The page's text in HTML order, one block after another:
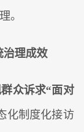
。
治理成效
众诉求“面对
化制度化接访